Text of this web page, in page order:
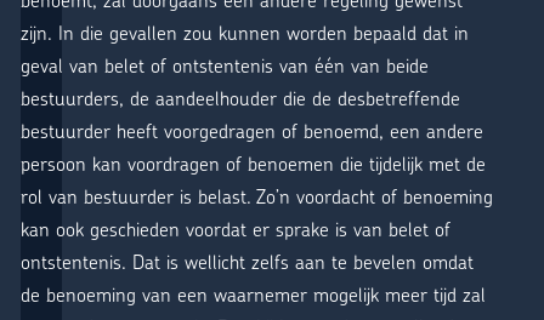
zijn. In die gevallen zou kunnen worden bepaald dat in
geval van belet of ontstentenis van één van beide
bestuurders, de aandeelhouder die de desbetreffende
bestuurder heeft voorgedragen of benoemd, een andere
persoon kan voordragen of benoemen die tijdelijk met de
rol van bestuurder is belast. Zo’n voordacht of benoeming
kan ook geschieden voordat er sprake is van belet of
ontstentenis. Dat is wellicht zelfs aan te bevelen omdat
de benoeming van een waarnemer mogelijk meer tijd zal